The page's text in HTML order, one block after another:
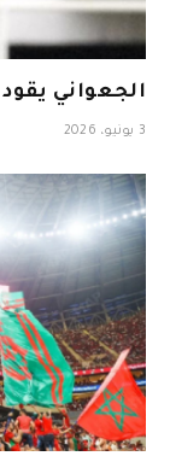
الجعواني
3 يونيو، 2026